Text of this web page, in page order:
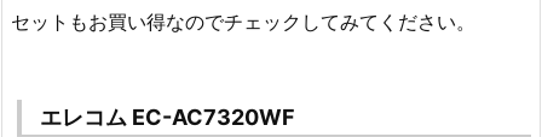
セットもお買い得なのでチェックしてみてください。
エレコム EC-AC7320WF